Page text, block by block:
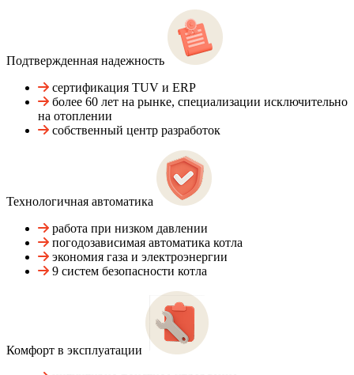
Подтвержденная надежность
сертификация TUV и ERP
более 60 лет на рынке, специализации исключительно
на отоплении
собственный центр разработок
Технологичная автоматика
работа при низком давлении
погодозависимая автоматика котла
экономия газа и электроэнергии
9 систем безопасности котла
Комфорт в эксплуатации